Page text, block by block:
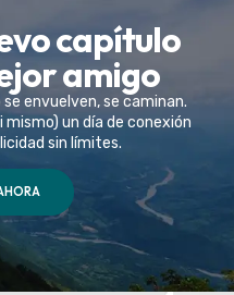
capítulo
amigo
envuelven, se caminan.
un día de conexión
sin límites.